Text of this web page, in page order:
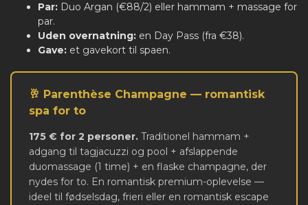
Par: Duo Argan (€88/2) eller hammam + massage for
par.
Uden overnatning: en Day Pass (fra €38).
Gave: et gavekort til spaen.
🥂 Parenthèse Champagne — romantisk
spa for to
175 € for 2 personer. Traditionel hammam +
adgang til tagjacuzzi og pool + afslappende
duomassage (1 time) + en flaske champagne, der
nydes for to. En romantisk premium-oplevelse —
ideel til fødselsdag, frieri eller en romantisk escape